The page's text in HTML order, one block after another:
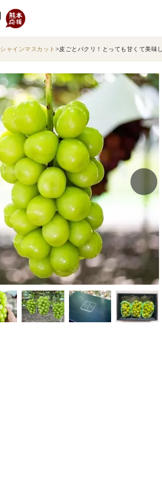
シャインマスカット 皮ごとパクリ！とっても甘くて美味